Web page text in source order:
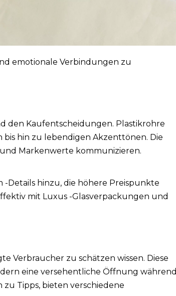
emotionale Verbindungen zu
den Kaufentscheidungen. Plastikrohre
hin zu lebendigen Akzenttönen. Die
Markenwerte kommunizieren.
Details hinzu, die höhere Preispunkte
mit Luxus -Glasverpackungen und
Verbraucher zu schätzen wissen. Diese
eine versehentliche Öffnung während
zu Tipps, bieten verschiedene